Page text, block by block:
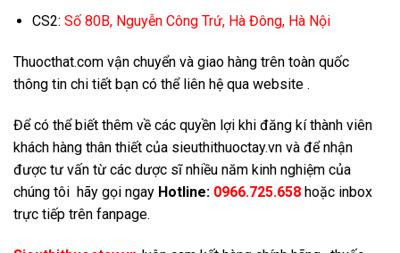
CS2: Số 80B, Nguyễn Công Trứ, Hà Đông, Hà Nội
Thuocthat.com vận chuyển và giao hàng trên toàn quốc
thông tin chi tiết bạn có thể liên hệ qua website .
Để có thể biết thêm về các quyền lợi khi đăng kí thành viên
khách hàng thân thiết của sieuthithuoctay.vn và để nhận
được tư vấn từ các dược sĩ nhiều năm kinh nghiệm của
chúng tôi hãy gọi ngay Hotline: 0966.725.658 hoặc inbox
trực tiếp trên fanpage.